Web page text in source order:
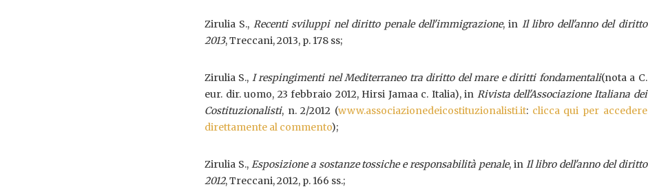
Zirulia S., Recenti sviluppi nel diritto penale dell'immigrazione, in Il libro dell'anno del diritto
2013, Treccani, 2013, p. 178 ss;
Zirulia S., I respingimenti nel Mediterraneo tra diritto del mare e diritti fondamentali(nota a C.
eur. dir. uomo, 23 febbraio 2012, Hirsi Jamaa c. Italia), in Rivista dell'Associazione Italiana dei
Costituzionalisti, n. 2/2012 (www.associazionedeicostituzionalisti.it: clicca qui per accedere
direttamente al commento);
Zirulia S., Esposizione a sostanze tossiche e responsabilità penale, in Il libro dell'anno del diritto
2012, Treccani, 2012, p. 166 ss.;